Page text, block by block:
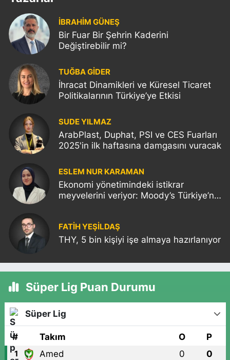
İBRAHİM GÜNEŞ
Bir Fuar Bir Şehrin Kaderini
Değiştirebilir mi?
TUĞBA GİDER
İhracat Dinamikleri ve Küresel Ticaret
Politikalarının Türkiye’ye Etkisi
SUDE YILMAZ
ArabPlast, Duphat, PSI ve CES Fuarları
2025'in ilk haftasına damgasını vuracak
ESLEM NUR KARAMAN
Ekonomi yönetimindeki istikrar
meyvelerini veriyor: Moody’s Türkiye’nin
FATIH YEŞİLDAŞ
THY, 5 bin kişiyi işe almaya hazırlanıyor
Süper Lig Puan Durumu
Süper Lig
# Takım O P
1 Amed 0 0